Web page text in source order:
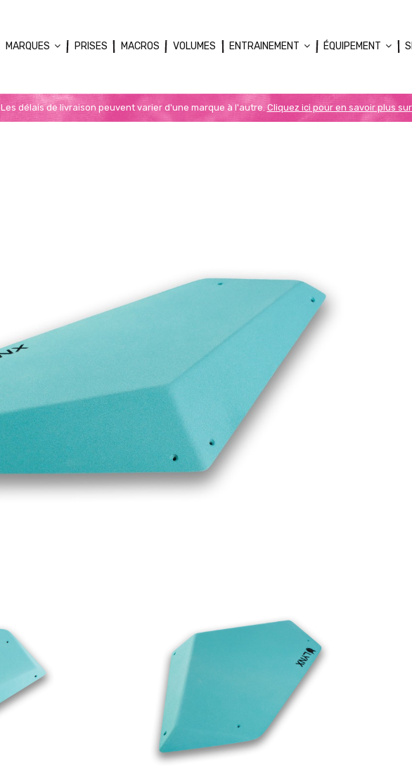
MARQUES PRISES MACROS VOLUMES ENTRAINEMENT ÉQUIPEMENT
Les délais de livraison peuvent varier d'une marque à l'autre. Cliquez ici pour en savoir plus